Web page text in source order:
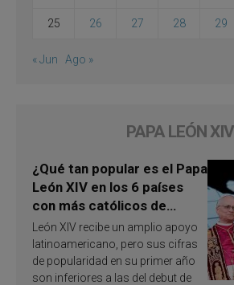
25 26 27 28 29
« Jun Ago »
PAPA LEÓN XIV
¿Qué tan popular es el Papa
León XIV en los 6 países
con más católicos de
América Latina en 2026?
Publican resultados de
investigación
León XIV recibe un amplio apoyo
latinoamericano, pero sus cifras
de popularidad en su primer año
son inferiores a las del debut de